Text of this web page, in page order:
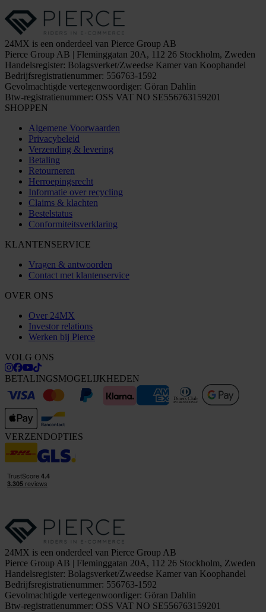
24MX is een onderdeel van Pierce Group AB
Pierce Group AB | Fleminggatan 20A, 112 26 Stockholm, Zweden
Handelsregister: Bolagsverket/Zweedse Kamer van Koophandel
Bedrijfsregistratienummer: 556763-1592
Gevolmachtigde vertegenwoordiger: Göran Dahlin
Btw-registratienummer: OSS VAT NO SE556763159201
SHOPPEN
Algemene Voorwaarden
Privacybeleid
Verzending & levering
Betaling
Retourneren
Herroepingsrecht
Informatie over recycling
Claims & klachten
Bestelstatus
Conformiteitsverklaring
KLANTENSERVICE
Vragen & antwoorden
Contact met klantenservice
OVER ONS
Over 24MX
Investor relations
Werken bij Pierce
VOLG ONS
BETALINGSMOGELIJKHEDEN
VERZENDOPTIES
24MX is een onderdeel van Pierce Group AB
Pierce Group AB | Fleminggatan 20A, 112 26 Stockholm, Zweden
Handelsregister: Bolagsverket/Zweedse Kamer van Koophandel
Bedrijfsregistratienummer: 556763-1592
Gevolmachtigde vertegenwoordiger: Göran Dahlin
Btw-registratienummer: OSS VAT NO SE556763159201